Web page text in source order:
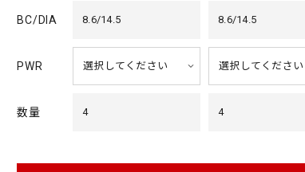
BC/DIA 8.6/14.5 8.6/14.5
PWR
数量 4 4